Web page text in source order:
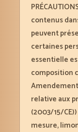
contenus
peuvent
certaines
essentielle
composition
relative aux
(2003/15/
mesure,